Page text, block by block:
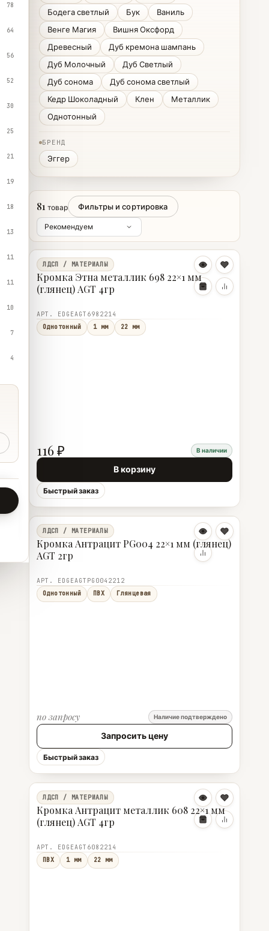
78
64
56
52
30
25
21
19
18
13
11
11
10
7
4
Бодега светлый
Бук
Ваниль
Венге Магия
Вишня Оксфорд
Древесный
Дуб кремона шампань
Дуб Молочный
Дуб Светлый
Дуб сонома
Дуб сонома светлый
Кедр Шоколадный
Клен
Металлик
Однотонный
БРЕНД
Эггер
81 товар Фильтры и сортировка
ЛДСП / МАТЕРИАЛЫ
Кромка Этна металлик 698 22×1 мм
(глянец) AGT 4гр
АРТ. EDGEAGT6982214
Однотонный
1 мм 22 мм
116 ₽ В наличии
В корзину
Быстрый заказ
ЛДСП / МАТЕРИАЛЫ
Кромка Антрацит PG004 22×1 мм (глянец)
AGT 2гр
АРТ. EDGEAGTPG0042212
Однотонный
ПВХ Глянцевая
по запросу Наличие подтверждено
Запросить цену
Быстрый заказ
ЛДСП / МАТЕРИАЛЫ
Кромка Антрацит металлик 608 22×1 мм
(глянец) AGT 4гр
АРТ. EDGEAGT6082214
ПВХ
1 мм 22 мм